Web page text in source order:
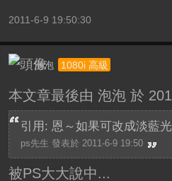
2011-6-9 19:50:30
泡泡 1080i 高級
本文章最後由 泡泡 於
引用: 恩～如果可改成淡藍
ps先生 發表於 2011-6-9 19:50
被PS大大說中...